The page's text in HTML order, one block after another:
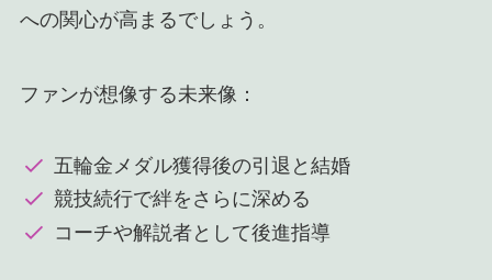
への関心が高まるでしょう。
ファンが想像する未来像：
五輪金メダル獲得後の引退と結婚
競技続行で絆をさらに深める
コーチや解説者として後進指導